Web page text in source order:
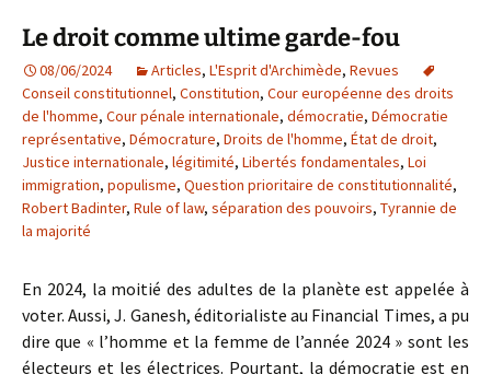
Le droit comme ultime garde-fou
08/06/2024 Articles, L'Esprit d'Archimède, Revues
Conseil constitutionnel, Constitution, Cour européenne des droits
de l'homme, Cour pénale internationale, démocratie, Démocratie
représentative, Démocrature, Droits de l'homme, État de droit,
Justice internationale, légitimité, Libertés fondamentales, Loi
immigration, populisme, Question prioritaire de constitutionnalité,
Robert Badinter, Rule of law, séparation des pouvoirs, Tyrannie de
la majorité
En 2024, la moitié des adultes de la planète est appelée à
voter. Aussi, J. Ganesh, éditorialiste au Financial Times, a pu
dire que « l’homme et la femme de l’année 2024 » sont les
électeurs et les électrices. Pourtant, la démocratie est en